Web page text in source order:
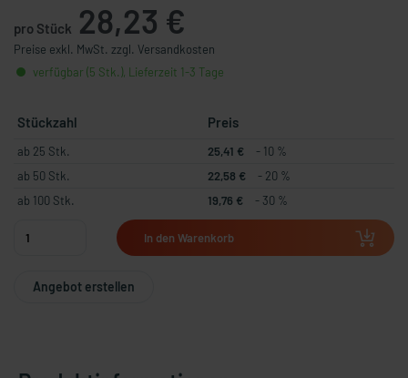
pro Stück 28,23 €
Preise exkl. MwSt. zzgl. Versandkosten
verfügbar (5 Stk.), Lieferzeit 1-3 Tage
Stückzahl Preis
ab 25 Stk. 25,41 €
- 10 %
ab 50 Stk.
22,58 €
- 20 %
ab 100 Stk.
19,76 € - 30 %
In den Warenkorb
Angebot erstellen